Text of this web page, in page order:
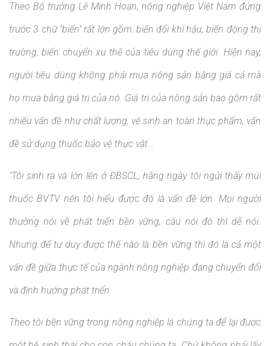
Theo Bộ trưởng Lê Minh Hoan, nông nghiệp Việt Nam đứng
trước 3 chữ "biến" rất lớn gồm: biến đổi khí hậu, biến động thị
trường, biến chuyển xu thế của tiêu dùng thế giới. Hiện nay,
người tiêu dùng không phải mua nông sản bằng giá cả mà
họ mua bằng giá trị của nó. Giá trị của nông sản bao gồm rất
nhiều vấn đề như chất lượng, vệ sinh an toàn thực phẩm, vấn
đề sử dụng thuốc bảo vệ thực vật…
"Tôi sinh ra và lớn lên ở ĐBSCL, hằng ngày tôi ngửi thấy mùi
thuốc BVTV nên tôi hiểu được đó là vấn đề lớn. Mọi người
thường nói về phát triển bền vững, câu nói đó thì dễ nói.
Nhưng để tư duy được thế nào là bền vững thì đó là cả một
vấn đề giữa thực tế của ngành nông nghiệp đang chuyển đổi
và định hướng phát triển.
Theo tôi bền vững trong nông nghiệp là chúng ta để lại được